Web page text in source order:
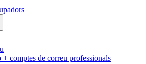
comptes de correu professionals